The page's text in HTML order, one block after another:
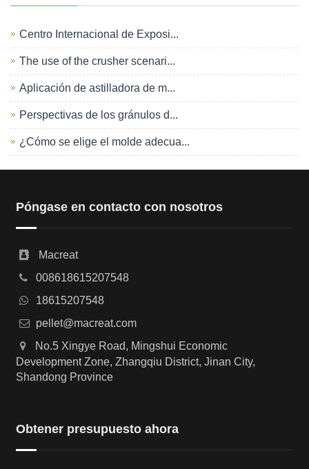
Centro Internacional de Exposi...
The use of the crusher scenari...
Aplicación de astilladora de m...
Perspectivas de los gránulos d...
¿Cómo se elige el molde adecua...
Póngase en contacto con nosotros
Macreat
008618615207548
18615207548
pellet@macreat.com
No.5 Xingye Road, Mingshui Economic
Development Zone, Zhangqiu District, Jinan City,
Shandong Province
Obtener presupuesto ahora